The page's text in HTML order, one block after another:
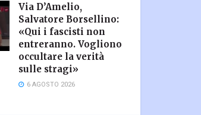
Via D’Amelio,
Salvatore Borsellino:
«Qui i fascisti non
entreranno. Vogliono
occultare la verità
sulle stragi»
6 AGOSTO 2026